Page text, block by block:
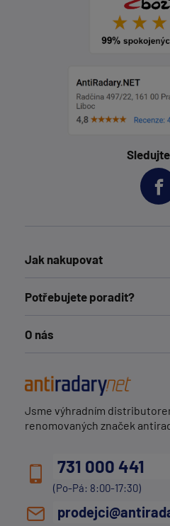
Jak nakupovat
Potřebujete poradit?
O nás
Jsme výhradním
renomovaných značek
731 000 441
(Po-Pá: 8:00-17:30)